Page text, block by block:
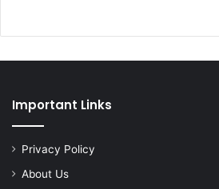
Important Links
Privacy Policy
About Us